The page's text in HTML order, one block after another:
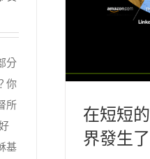
在短短
界發生
分
你
所
基